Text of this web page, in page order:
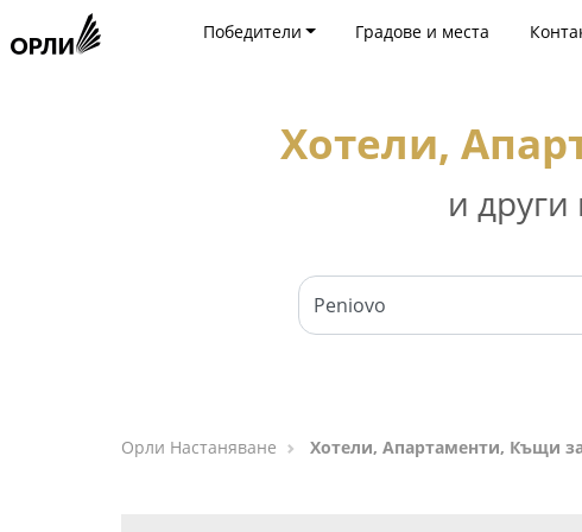
Победители Градове и места
Хотели,
и
Орли Настаняване Хотели, Апартаменти, Къщи